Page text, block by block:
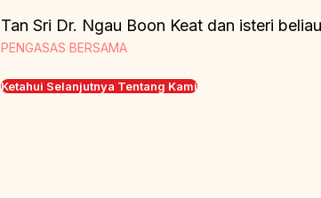
Tan Sri Dr. Ngau Boon Keat dan isteri
PENGASAS BERSAMA
Ketahui Selanjutnya Tentang Kami